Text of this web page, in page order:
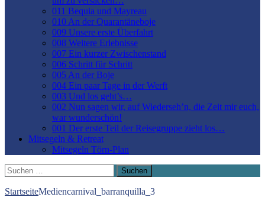
011 Bequia und Mayreau
010 An der Quarantäneboje
009 Unsere erste Überfahrt
008 Weitere Erlebnisse
007 Ein kurzer Zwischenstand
006 Schritt für Schritt
005 An der Boje
004 Ein paar Tage in der Werft
003 Und los geht’s…
002 Nun sagen wir, auf Wiederseh’n, die Zeit mir euch,
war wunderschön!
001 Der erste Teil der Reisegruppe zieht los…
Mitsegeln & Retreat
Mitsegeln Törn-Plan
Suchen
nach:
StartseiteMediencarnival_barranquilla_3